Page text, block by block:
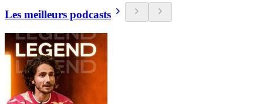
Les meilleurs podcasts